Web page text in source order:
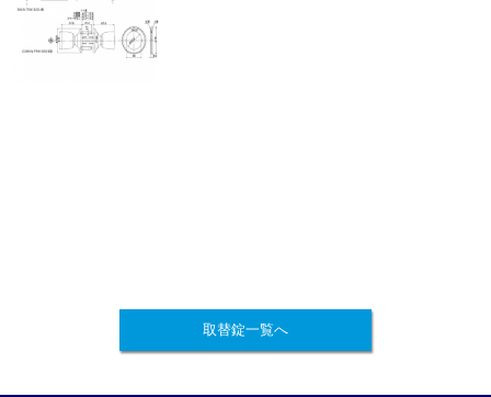
取替錠一覧へ